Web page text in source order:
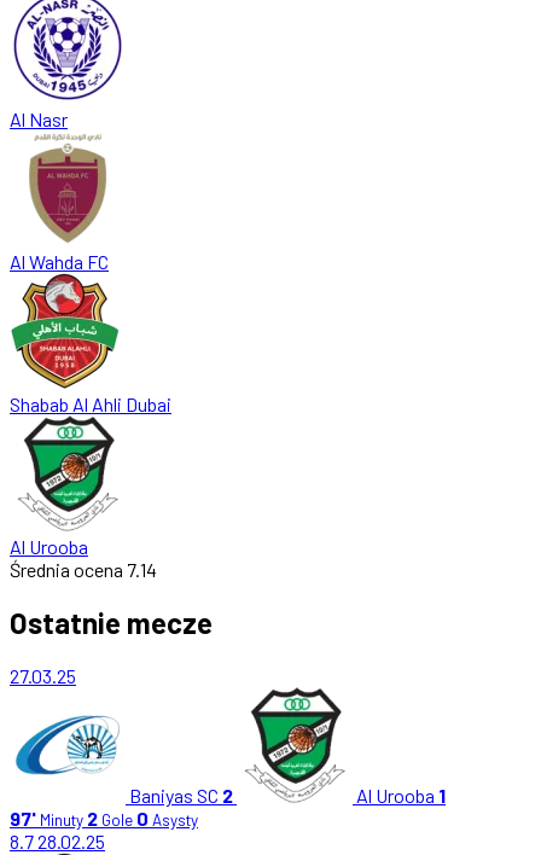
Al Nasr
Al Wahda FC
Shabab Al Ahli Dubai
Al Urooba
Średnia ocena 7.14
Ostatnie mecze
27.03.25
Baniyas SC 2 Al Urooba 1
97' Minuty 2 Gole 0 Asysty
8.728.02.25